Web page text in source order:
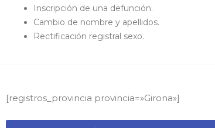
Inscripción de una defunción.
Cambio de nombre y apellidos.
Rectificación registral sexo.
[registros_provincia provincia=»Girona​»]